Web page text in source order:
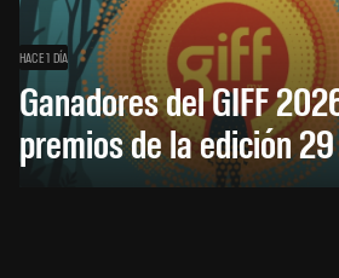
HACE 1 DÍA
Ganadores del GIFF
premios de la edición